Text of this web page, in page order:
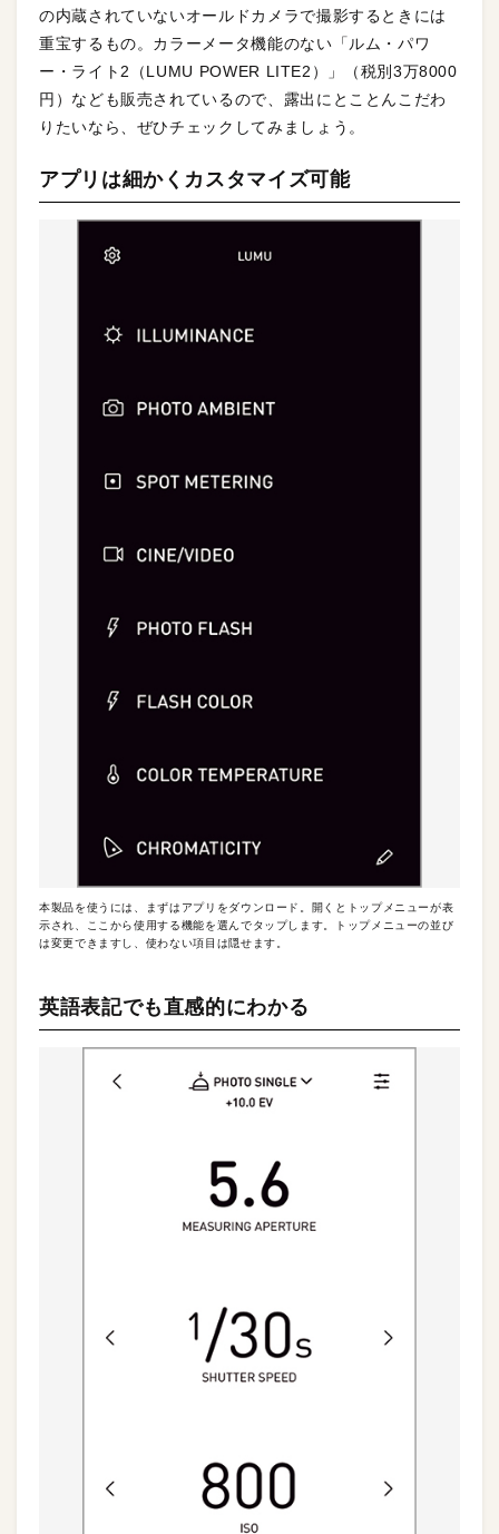
の内蔵されていないオールドカメラで撮影するときには
重宝するもの。カラーメータ機能のない「ルム・パワ
ー・ライト2（LUMU POWER LITE2）」（税別3万8000
円）なども販売されているので、露出にとことんこだわ
りたいなら、ぜひチェックしてみましょう。
アプリは細かくカスタマイズ可能
本製品を使うには、まずはアプリをダウンロード。開くとトップメニューが表
示され、ここから使用する機能を選んでタップします。トップメニューの並び
は変更できますし、使わない項目は隠せます。
英語表記でも直感的にわかる